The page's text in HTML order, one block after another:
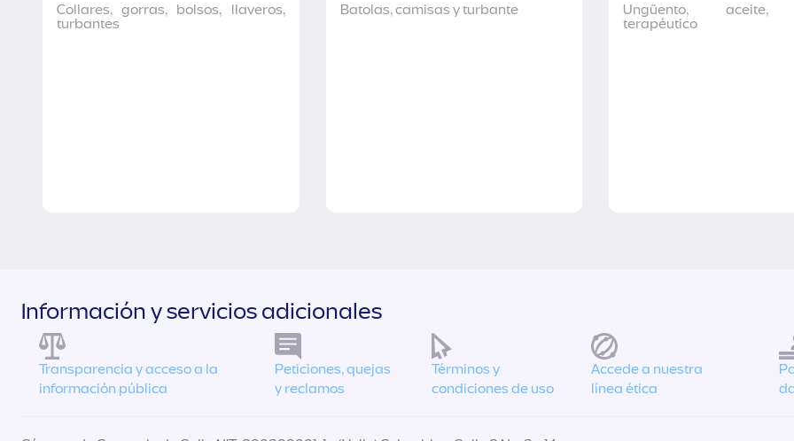
Collares, gorras, bolsos, llaveros,
turbantes
Batolas, camisas y turbante
Ungüento, aceite,
terapéutico
Información y servicios adicionales
Transparencia y acceso a la
información pública
Peticiones, quejas
y reclamos
Términos y
condiciones de uso
Accede a nuestra
línea ética